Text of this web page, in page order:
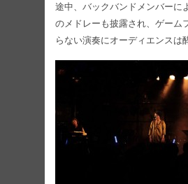
途中、バックバンドメンバーに
のメドレーも披露され、ゲーム
らない演奏にオーディエンスは